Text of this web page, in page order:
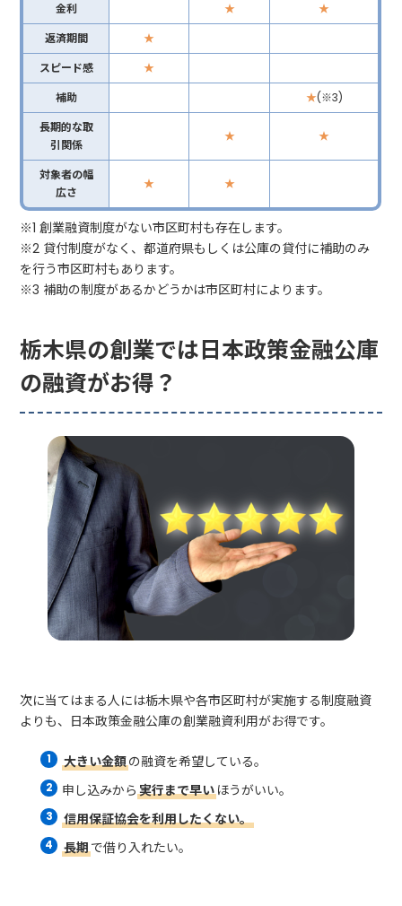
金利
★
★
返済期間
★
スピード感
★
補助
★(※3)
長期的な取
引関係
★ ★
対象者の幅
広さ
★ ★
※1 創業融資制度がない市区町村も存在します。
※2 貸付制度がなく、都道府県もしくは公庫の貸付に補助のみ
を行う市区町村もあります。
※3 補助の制度があるかどうかは市区町村によります。
栃木県の創業では日本政策金融公庫
の融資がお得？
次に当てはまる人には栃木県や各市区町村が実施する制度融資
よりも、日本政策金融公庫の創業融資利用がお得です。
大きい金額の融資を希望している。
申し込みから実行まで早いほうがいい。
信用保証協会を利用したくない。
長期で借り入れたい。